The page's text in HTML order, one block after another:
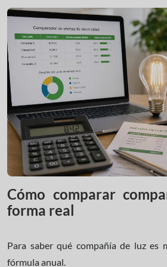
Cómo comparar
forma real
Para saber qué compañía de luz es
fórmula anual.